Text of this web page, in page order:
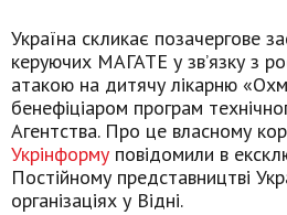
Україна скликає позачергове
керуючих МАГАТЕ у зв’язку з
атакою на дитячу лікарню
бенефіціаром програм
Агентства. Про це власному
Укрінформу повідомили в
Постійному представництві
організаціях у Відні.